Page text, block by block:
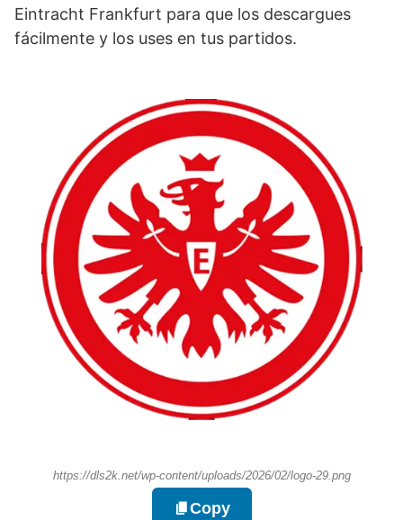
Eintracht Frankfurt para que los descargues
fácilmente y los uses en tus partidos.
https://dls2k.net/wp-content/uploads/2026/02/logo-29.png
Copy